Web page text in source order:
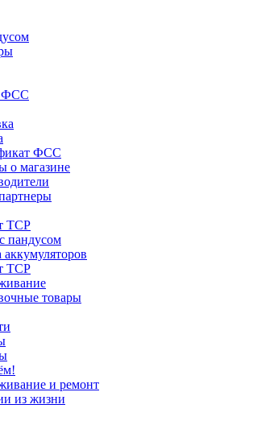
ФСС
ФСС
о магазине
ТСР
пандусом
аккумуляторов
ТСР
товары
и ремонт
из жизни